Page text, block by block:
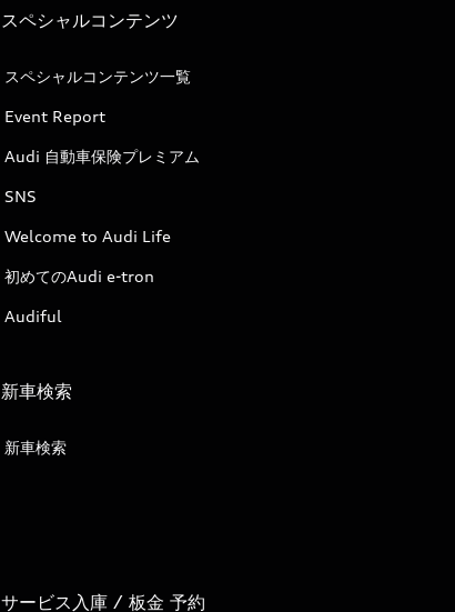
スペシャルコンテンツ
スペシャルコンテンツ一覧
Event Report
Audi 自動車保険プレミアム
SNS
Welcome to Audi Life
初めてのAudi e-tron
Audiful
新車検索
新車検索
サービス入庫 / 板金 予約